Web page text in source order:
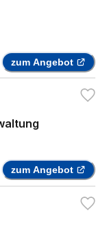
zum Angebot
zum Angebot